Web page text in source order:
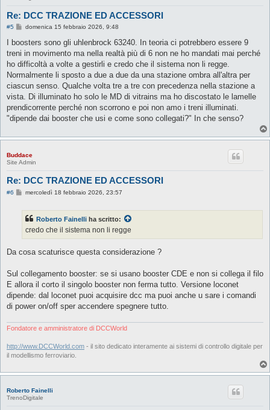
Re: DCC TRAZIONE ED ACCESSORI
#5
M
s
a
g
i
o
domenica 15 febbraio 2026, 9:48
I boosters sono gli uhlenbrock 63240. In teoria ci potrebbero essere 9
treni in movimento ma nella realtà più di 6 non ne ho mandati mai perché
ho difficoltà a volte a gestirli e credo che il sistema non li regge.
Normalmente li sposto a due a due da una stazione ombra all'altra per
ciascun senso. Qualche volta tre a tre con precedenza nella stazione a
vista. Di illuminato ho solo le MD di vitrains ma ho discostato le lamelle
prendicorrente perché non scorrono e poi non amo i treni illuminati.
"dipende dai booster che usi e come sono collegati?" In che senso?
Buddace
Site Admin
Re: DCC TRAZIONE ED ACCESSORI
#6
M
a
g
o
mercoledì 18 febbraio 2026, 23:57
Roberto Fainelli ha scritto:
credo che il sistema non li regge
Da cosa scaturisce questa considerazione ?
Sul collegamento booster: se si usano booster CDE e non si collega il filo
E allora il corto il singolo booster non ferma tutto. Versione loconet
dipende: dal loconet puoi acquisire dcc ma puoi anche u sare i comandi
di power on/off sper accendere spegnere tutto.
Fondatore e amministratore di DCCWorld
http://www.DCCWorld.com - il sito dedicato interamente ai sistemi di controllo digitale per
il modellismo ferroviario.
Roberto Fainelli
TrenoDigitale